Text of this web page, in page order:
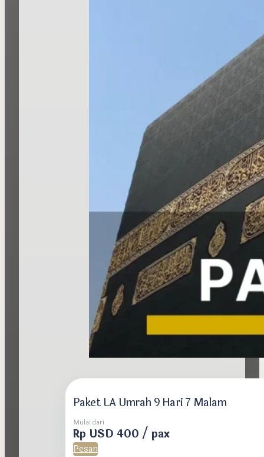
Paket LA Umrah 9 Hari 7 Malam
Mulai dari
Rp USD 400 / pax
Pesan